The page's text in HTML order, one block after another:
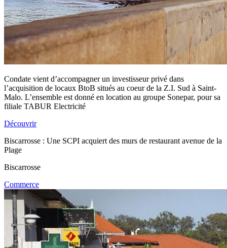
Condate vient d’accompagner un investisseur privé dans
l’acquisition de locaux BtoB situés au coeur de la Z.I. Sud à Saint-
Malo. L’ensemble est donné en location au groupe Sonepar, pour sa
filiale TABUR Electricité
Découvrir
Biscarrosse : Une SCPI acquiert des murs de restaurant avenue de la
Plage
Biscarrosse
Commerce